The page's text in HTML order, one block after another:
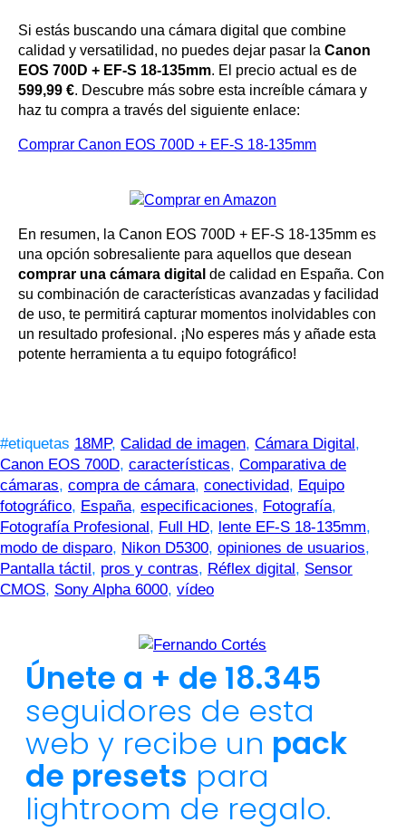
Si estás buscando una cámara digital que combine
calidad y versatilidad, no puedes dejar pasar la Canon
EOS 700D + EF-S 18-135mm. El precio actual es de
599,99 €. Descubre más sobre esta increíble cámara y
haz tu compra a través del siguiente enlace:
Comprar Canon EOS 700D + EF-S 18-135mm
En resumen, la Canon EOS 700D + EF-S 18-135mm es
una opción sobresaliente para aquellos que desean
comprar una cámara digital de calidad en España. Con
su combinación de características avanzadas y facilidad
de uso, te permitirá capturar momentos inolvidables con
un resultado profesional. ¡No esperes más y añade esta
potente herramienta a tu equipo fotográfico!
#etiquetas 18MP, Calidad de imagen, Cámara Digital ,
Canon EOS 700D, características, Comparativa de
cámaras, compra de cámara, conectividad, Equipo
fotográfico, España, especificaciones, Fotografía,
Fotografía Profesional , Full HD, lente EF-S 18-135mm,
modo de disparo, Nikon D5300, opiniones de usuarios,
Pantalla táctil , pros y contras, Réflex digital , Sensor
CMOS, Sony Alpha 6000, vídeo
Únete a + de 18.345
seguidores de esta
web y recibe un pack
de presets para
lightroom de regalo.